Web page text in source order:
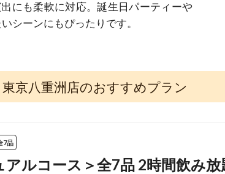
にも柔軟に対応。誕生日パーティーや
シーンにもぴったりです。
京八重洲店のおすすめプラン
7品
アルコース＞全7品 2時間飲み